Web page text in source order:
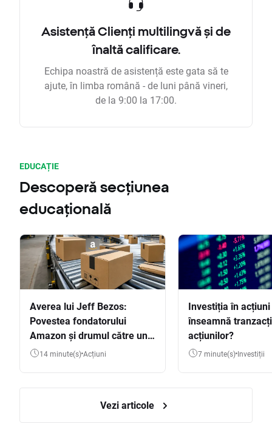
Asistență Clienți multilingvă și de
înaltă calificare.
Echipa noastră de asistență este gata să te
ajute, în limba română - de luni până vineri,
de la 9:00 la 17:00.
EDUCAȚIE
Descoperă secțiunea
educațională
Averea lui Jeff Bezos:
Povestea fondatorului
Amazon și drumul către una
dintre cele mai mari averi
14 minute(s) Acțiuni
Investiția în
înseamnă
acțiunilor?
7 minute(s) Investiții
Vezi articole